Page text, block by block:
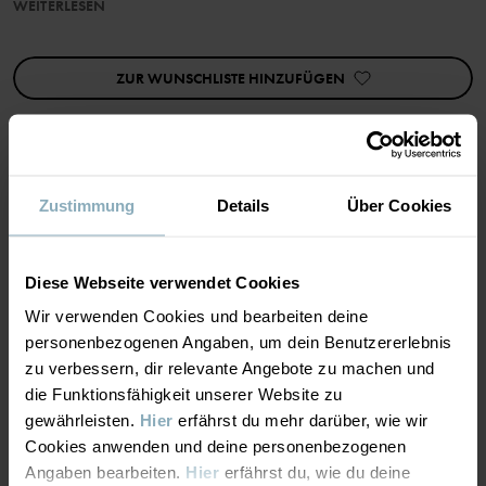
Zustimmung Details Über Cookies
Diese Webseite verwendet Cookies
Wir verwenden Cookies und bearbeiten deine
personenbezogenen Angaben, um dein Benutzererlebnis
zu verbessern, dir relevante Angebote zu machen und
die Funktionsfähigkeit unserer Website zu
gewährleisten. Hier erfährst du mehr darüber, wie wir
Cookies anwenden und deine personenbezogenen
Angaben bearbeiten. Hier erfährst du, wie du deine
1. Schicht: Die Unterbekleidung hält den Körper trocken und
Die in diesem Kleidungsstück verarbeitete Wolle ist RWS-
zertifiziert (Responsible Wool Standard). Erfahre mehr auf
https://www.polarnopyret.se/pop-cares/hallbara-plagg/vara-
Herstellungsland:China
Weiterlesen
WEITERLESEN
ZUR WUNSCHLISTE HINZUFÜGEN
MATERIAL & PFLEGEHINWEISE
Material
100% Merino Wool
Pflegehinweise
WASCHEN
NACHHALTIGKEIT
LIEFERUNG UND RÜCKSENDUNG
Lieferung & Rücksendung